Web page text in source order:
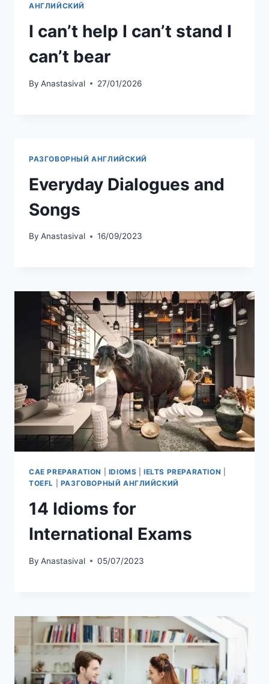
АНГЛИЙСКИЙ
I can’t help I can’t stand I
can’t bear
By Anastasival 27/01/2026
РАЗГОВОРНЫЙ АНГЛИЙСКИЙ
Everyday Dialogues and
Songs
By Anastasival 16/09/2023
CAE PREPARATION IDIOMS |IELTS PREPARATION
TOEFL
РАЗГОВОРНЫЙ АНГЛИЙСКИЙ
14 Idioms for
International Exams
By Anastasival 05/07/2023